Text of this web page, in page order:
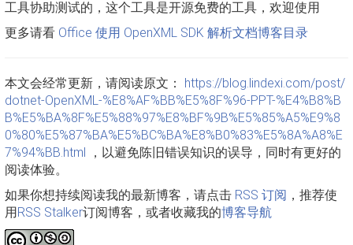
工具协助测试的，这个工具是开源免费的工具，欢迎使用
更多请看 Office 使用 OpenXML SDK 解析文档博客目录
本文会经常更新，请阅读原文： https://blog.lindexi.com/post/
dotnet-OpenXML-%E8%AF%BB%E5%8F%96-PPT-%E4%B8%B
B%E5%BA%8F%E5%88%97%E8%BF%9B%E5%85%A5%E9%8
0%80%E5%87%BA%E5%BC%BA%E8%B0%83%E5%8A%A8%E
7%94%BB.html ，以避免陈旧错误知识的误导，同时有更好的
阅读体验。
如果你想持续阅读我的最新博客，请点击 RSS 订阅 ，推荐使
用RSS Stalker订阅博客，或者收藏我的博客导航